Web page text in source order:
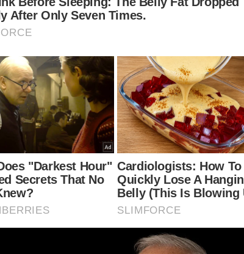
Abd Rashid Harun
ditemui pada Mesyuarat Agung Tahunan kali
Persatuan Veteran VAT 69 Komando di Kem
Utara
Gerakan Am (PGA) Ulu Kinta, semalam,
dirasmikan Ketua Polis Perak, Datuk Razarudin